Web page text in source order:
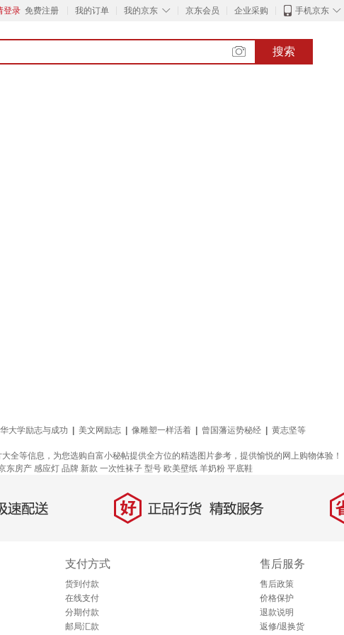
登录 免费注册 我的订单 ◇
我的京东 京东会员 企业采购 ◇
手机京东
搜索
大学励志与成功 美文网励志 像雕塑一样活着 曾国藩运势秘经
黄志坚等
等信息，为您选购自富小秘帖提供全方位的精选图片参考，提供愉悦的网上购物体验！
东房产 感应灯 品牌 新款 一次性袜子 型号 欧美壁纸 羊奶粉 平底鞋
配送 好 正品行货，精致服务 省
支付方式
货到付款
在线支付
分期付款
邮局汇款
售后服务
售后政策
价格保护
退款说明
返修/退换货